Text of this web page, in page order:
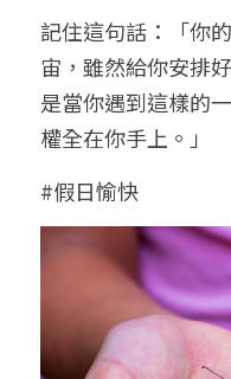
記住這句話：「你
宙，雖然給你安排
是當你遇到這樣的
權全在你手上。」
#假日愉快